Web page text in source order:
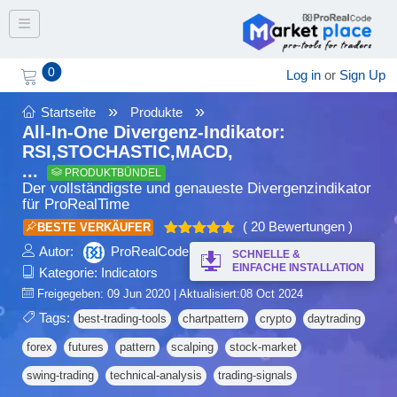
Toggle navigation
0 Log in or Sign Up
Startseite » Produkte
»
All-In-One Divergenz-Indikator:
RSI,STOCHASTIC,MACD,
...
PRODUKTBÜNDEL
Der vollständigste und genaueste Divergenzindikator
für ProRealTime
BESTE VERKÄUFER
Bewertet
mit 4.90
( 20 Bewertungen )
Autor:
ProRealCode
SCHNELLE &
EINFACHE INSTALLATION
Kategorie: Indicators
Freigegeben: 09 Jun 2020 | Aktualisiert:08 Oct 2024
Tags: best-trading-tools chartpattern crypto daytrading
forex futures pattern scalping stock-market
swing-trading technical-analysis trading-signals